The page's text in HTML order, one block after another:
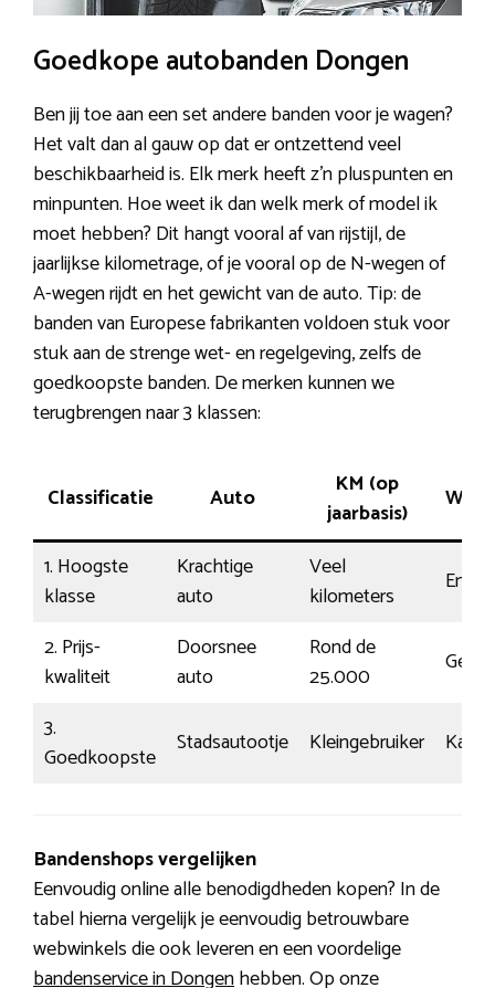
Goedkope autobanden Dongen
Ben jij toe aan een set andere banden voor je wagen?
Het valt dan al gauw op dat er ontzettend veel
beschikbaarheid is. Elk merk heeft z’n pluspunten en
minpunten. Hoe weet ik dan welk merk of model ik
moet hebben? Dit hangt vooral af van rijstijl, de
jaarlijkse kilometrage, of je vooral op de N-wegen of
A-wegen rijdt en het gewicht van de auto. Tip: de
banden van Europese fabrikanten voldoen stuk voor
stuk aan de strenge wet- en regelgeving, zelfs de
goedkoopste banden. De merken kunnen we
terugbrengen naar 3 klassen:
Classificatie Auto
KM (op
jaarbasis)
1. Hoogste
klasse
Krachtige
auto
Veel
kilometers
2. Prijs-
kwaliteit
Doorsnee
auto
Rond de
25.000
3.
Goedkoopste
Stadsautootje Kleingebruiker Kalm
Bandenshops vergelijken
Eenvoudig online alle benodigdheden kopen? In de
tabel hierna vergelijk je eenvoudig betrouwbare
webwinkels die ook leveren en een voordelige
bandenservice in Dongenhebben. Op onze